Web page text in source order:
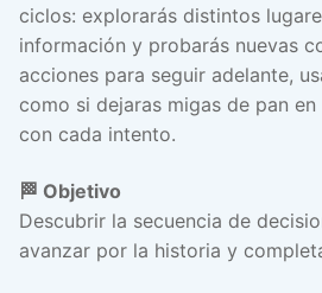
ciclos: explorarás distintos
información y probarás nuevas
acciones para seguir adelante,
como si dejaras migas de pan
con cada intento.
🏁 Objetivo
Descubrir la secuencia de
avanzar por la historia y